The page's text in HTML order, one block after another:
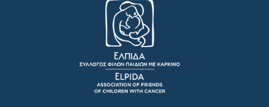
c
e
b
o
o
k
s
t
a
g
r
a
m
e